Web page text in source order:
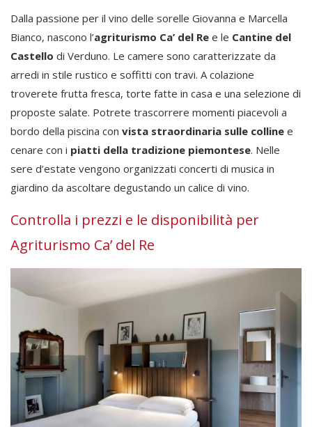
Dalla passione per il vino delle sorelle Giovanna e Marcella
Bianco, nascono l’agriturismo Ca’ del Re e le Cantine del
Castello di Verduno. Le camere sono caratterizzate da
arredi in stile rustico e soffitti con travi. A colazione
troverete frutta fresca, torte fatte in casa e una selezione di
proposte salate. Potrete trascorrere momenti piacevoli a
bordo della piscina con vista straordinaria sulle colline e
cenare con i piatti della tradizione piemontese. Nelle
sere d’estate vengono organizzati concerti di musica in
giardino da ascoltare degustando un calice di vino.
Controlla i prezzi e le disponibilità per
Agriturismo Ca’ del Re